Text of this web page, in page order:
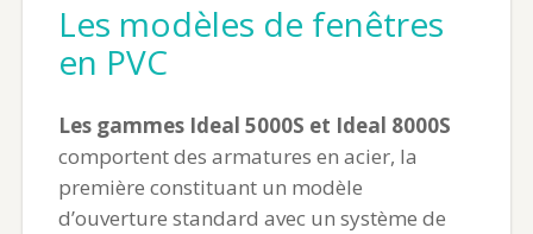
Les modèles de fenêtres
en PVC
Les gammes Ideal 5000S et Ideal 8000S
comportent des armatures en acier, la
première constituant un modèle
d’ouverture standard avec un système de